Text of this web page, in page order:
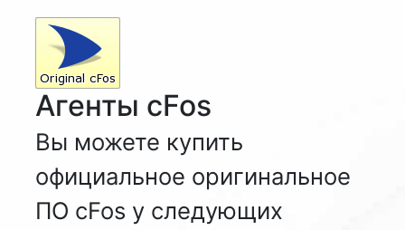
Агенты cFos
Вы можете купить
официальное оригинальное
ПО cFos у следующих